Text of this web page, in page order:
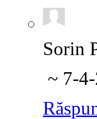
Sorin
~ 7-